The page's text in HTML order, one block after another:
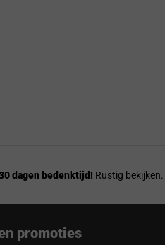
dagen bedenktijd! Rustig bekijken.
promoties